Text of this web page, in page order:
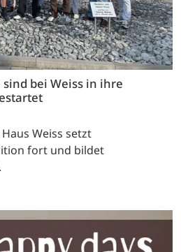
bei Weiss in ihre
Weiss setzt
fort und bildet